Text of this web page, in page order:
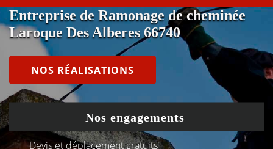
Entreprise de Ramonage de cheminée
Laroque Des Alberes 66740
NOS RÉALISATIONS
Nos engagements
Devis et déplacement gratuits